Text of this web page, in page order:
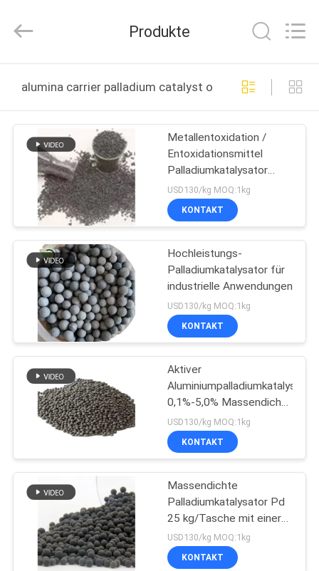
PRODUKTE
VIDEOS
VR
SHOW
ÜBER
UNS
WERKSBESICHTIGUNG
QUALITÄTSKONTROLLE
KONTAKT
NEUIGKEITEN
FÄLLE
Technology
Co.,Ltd..
Reserved.
Produkte
alumina carrier palladium catalyst online manufacture
Metallentoxidation /
Entoxidationsmittel
Palladiumkatalysator
Aluminiumträger
Palladiumkatalysator
USD130/kg MOQ:1kg
KONTAKT
Hochleistungs-
Palladiumkatalysator für
industrielle Anwendungen
USD130/kg MOQ:1kg
KONTAKT
Aktiver
Aluminiumpalladiumkatalysator
0,1%-5,0% Massendichte
< 2000 ppm Anwendung
25 kg/Tasche
Verpackung
USD130/kg MOQ:1kg
KONTAKT
Massendichte
Palladiumkatalysator Pd
25 kg/Tasche mit einer
Deoxidationsgenauigkeit
von weniger als 5,0 ppm
USD130/kg MOQ:1kg
KONTAKT